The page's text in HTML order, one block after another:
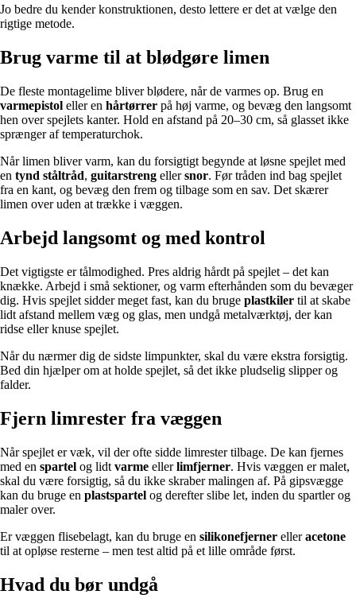
Jo bedre du kender konstruktionen, desto lettere er det at vælge den
rigtige metode.
Brug varme til at blødgøre limen
De fleste montagelime bliver blødere, når de varmes op. Brug en
varmepistol eller en hårtørrer på høj varme, og bevæg den langsomt
hen over spejlets kanter. Hold en afstand på 20–30 cm, så glasset ikke
sprænger af temperaturchok.
Når limen bliver varm, kan du forsigtigt begynde at løsne spejlet med
en tynd ståltråd, guitarstreng ellersnor. Før tråden ind bag spejlet
fra en kant, og bevæg den frem og tilbage som en sav. Det skærer
limen over uden at trække i væggen.
Arbejd langsomt og med kontrol
Det vigtigste er tålmodighed. Pres aldrig hårdt på spejlet – det kan
knække. Arbejd i små sektioner, og varm efterhånden som du bevæger
dig. Hvis spejlet sidder meget fast, kan du bruge plastkiler til at skabe
lidt afstand mellem væg og glas, men undgå metalværktøj, der kan
ridse eller knuse spejlet.
Når du nærmer dig de sidste limpunkter, skal du være ekstra forsigtig.
Bed din hjælper om at holde spejlet, så det ikke pludselig slipper og
falder.
Fjern limrester fra væggen
Når spejlet er væk, vil der ofte sidde limrester tilbage. De kan fjernes
med en spartel og lidt varme ellerlimfjerner. Hvis væggen er malet,
skal du være forsigtig, så du ikke skraber malingen af. På gipsvægge
kan du bruge en plastspartel og derefter slibe let, inden du spartler og
maler over.
Er væggen flisebelagt, kan du bruge en silikonefjerner elleracetone
til at opløse resterne – men test altid på et lille område først.
Hvad du bør undgå